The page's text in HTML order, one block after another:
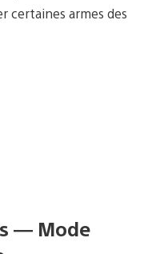
certaines armes des
— Mode